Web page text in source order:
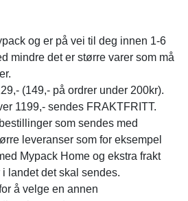
og er på vei til deg innen 1-6
mindre det er større varer som må
(149,- på ordrer under 200kr).
1199,- sendes FRAKTFRITT.
som sendes med
leveranser som for eksempel
Mypack Home og ekstra frakt
landet det skal sendes.
å velge en annen